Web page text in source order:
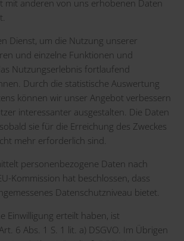
mit anderen von uns erhobenen Daten
Dienst, um die Nutzung unserer
und einzelne Funktionen und
Nutzungserlebnis fortlaufend
Durch die statistische Auswertung
können wir unser Angebot verbessern
interessanter ausgestalten. Die Daten
sie für die Erreichung des Zweckes
mehr erforderlich sind.
personenbezogene Daten nach
Kommission hat beschlossen, dass
Datenschutzniveau bietet.
Einwilligung erteilt haben, ist
6 Abs. 1 S. 1 lit. a) DSGVO. Im Übrigen